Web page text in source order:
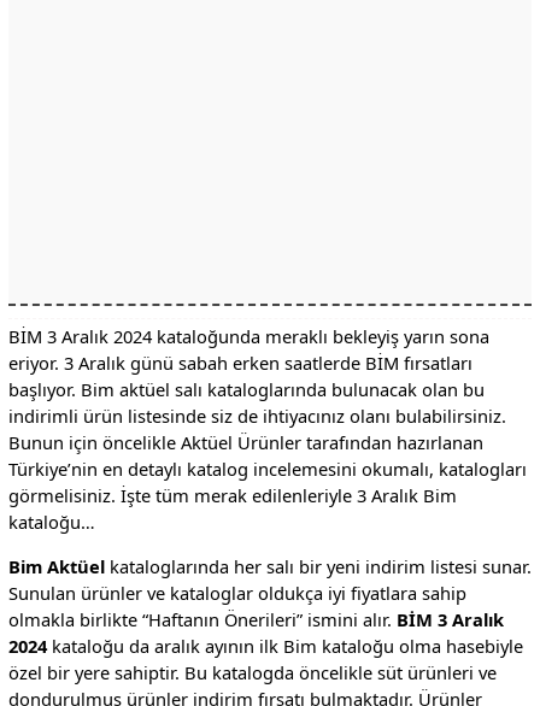
BİM 3 Aralık 2024 kataloğunda meraklı bekleyiş yarın sona
eriyor. 3 Aralık günü sabah erken saatlerde BİM fırsatları
başlıyor. Bim aktüel salı kataloglarında bulunacak olan bu
indirimli ürün listesinde siz de ihtiyacınız olanı bulabilirsiniz.
Bunun için öncelikle Aktüel Ürünler tarafından hazırlanan
Türkiye’nin en detaylı katalog incelemesini okumalı, katalogları
görmelisiniz. İşte tüm merak edilenleriyle 3 Aralık Bim
kataloğu…
Bim Aktüelkataloglarında her salı bir yeni indirim listesi sunar.
Sunulan ürünler ve kataloglar oldukça iyi fiyatlara sahip
olmakla birlikte “Haftanın Önerileri” ismini alır. BİM 3 Aralık
2024kataloğu da aralık ayının ilk Bim kataloğu olma hasebiyle
özel bir yere sahiptir. Bu katalogda öncelikle süt ürünleri ve
dondurulmuş ürünler indirim fırsatı bulmaktadır. Ürünler